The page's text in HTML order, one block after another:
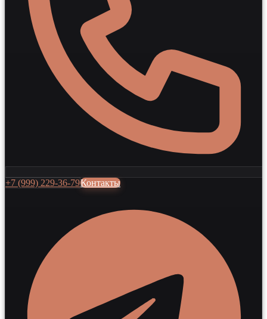
+7 (999) 229-36-79Контакты